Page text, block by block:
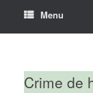
Menu
Crime de